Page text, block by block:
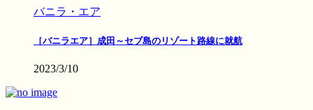
バニラ・エア
［バニラエア］成田～セブ島のリゾート路線に就航
2023/3/10